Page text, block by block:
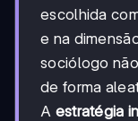
escolhida
e na
sociólogo
de forma
A estratégia